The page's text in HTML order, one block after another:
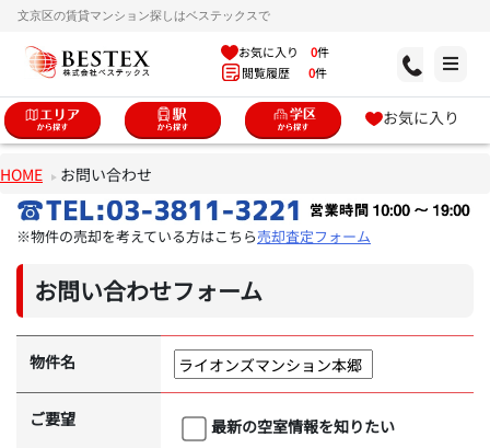
文京区の賃貸マンション探しはベステックスで
お気に入り 0件
閲覧履歴 0件
お気に入り
HOME お問い合わせ
※物件の売却を考えている方はこちら売却査定フォーム
お問い合わせフォーム
物件名
ご要望
最新の空室情報を知りたい